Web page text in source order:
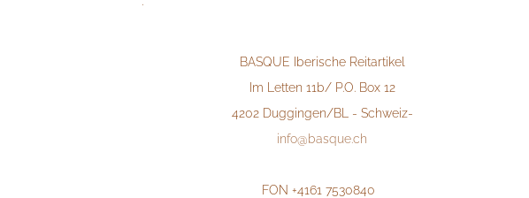
BASQUE Iberische Reitartikel
Im Letten 11b/ P.O. Box 12
4202 Duggingen/BL - Schweiz-
info@basque.ch
FON +4161 7530840